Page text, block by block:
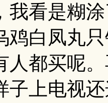
我看是糊
鸡白凤丸
人都买呢
子上电视